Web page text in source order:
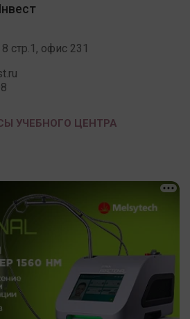
стр.1, офис 231
УЧЕБНОГО ЦЕНТРА